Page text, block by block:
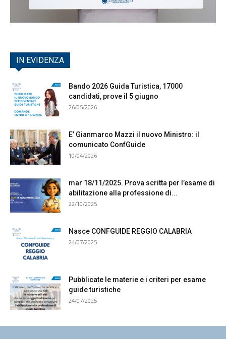
IN EVIDENZA
Bando 2026 Guida Turistica, 17000
candidati, prove il 5 giugno
26/05/2026
E’ Gianmarco Mazzi il nuovo Ministro: il
comunicato ConfGuide
10/04/2026
mar 18/11/2025. Prova scritta per l’esame di
abilitazione alla professione di...
22/10/2025
Nasce CONFGUIDE REGGIO CALABRIA
24/07/2025
Pubblicate le materie e i criteri per esame
guide turistiche
24/07/2025